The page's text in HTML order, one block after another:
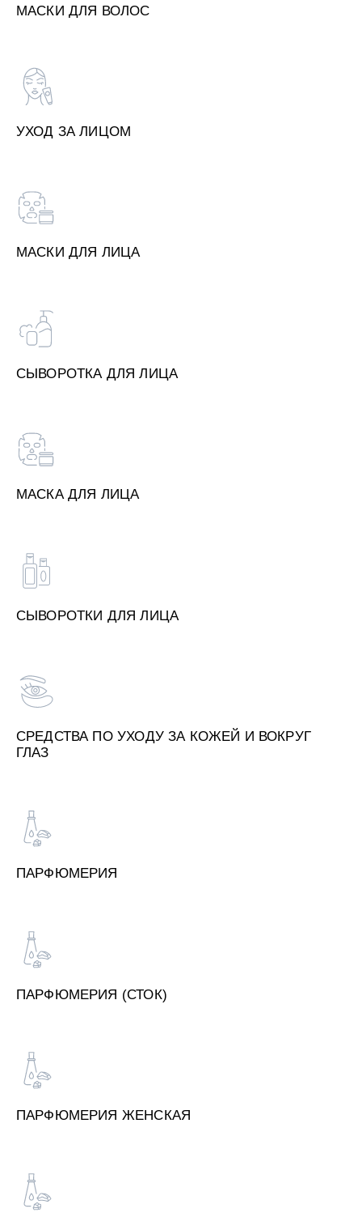
МАСКИ ДЛЯ ВОЛОС
УХОД ЗА ЛИЦОМ
МАСКИ ДЛЯ ЛИЦА
СЫВОРОТКА ДЛЯ ЛИЦА
МАСКА ДЛЯ ЛИЦА
СЫВОРОТКИ ДЛЯ ЛИЦА
СРЕДСТВА ПО УХОДУ ЗА КОЖЕЙ И ВОКРУГ
ГЛАЗ
ПАРФЮМЕРИЯ
ПАРФЮМЕРИЯ (СТОК)
ПАРФЮМЕРИЯ ЖЕНСКАЯ